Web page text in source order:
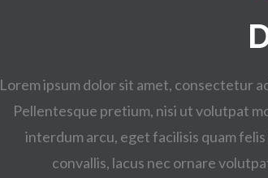
Lorem ipsum dolor sit amet, consectetur
Pellentesque pretium, nisi ut volutpat
interdum arcu, eget facilisis quam felis
convallis, lacus nec ornare